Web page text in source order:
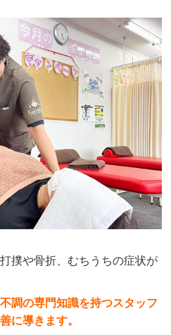
撲や骨折、むちうちの症状が
調の専門知識を持つスタッフ
に導きます。